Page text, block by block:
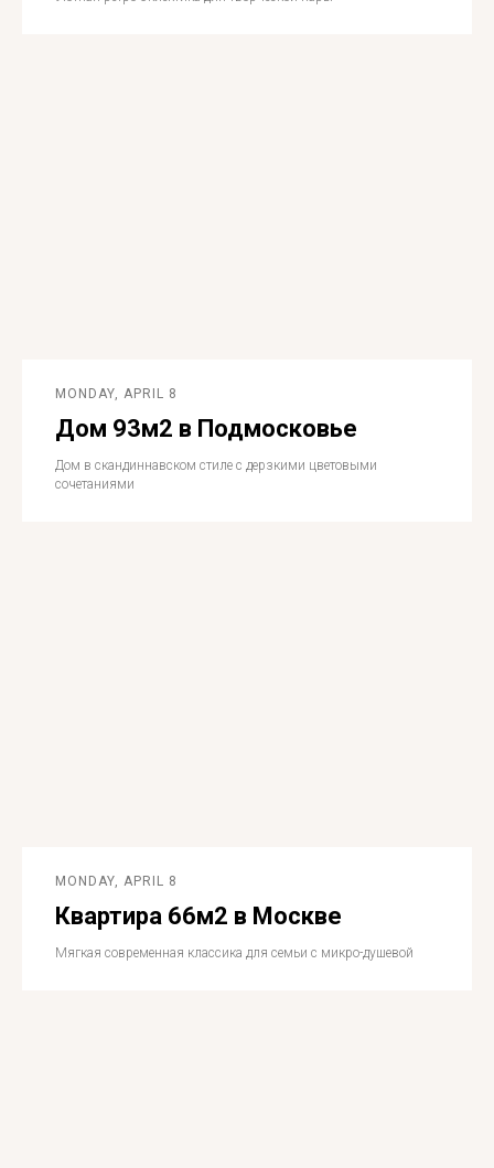
MONDAY, APRIL 8
Дом 93м2 в Подмосковье
Дом в скандиннавском стиле с дерзкими цветовыми
сочетаниями
MONDAY, APRIL 8
Квартира 66м2 в Москве
Мягкая современная классика для семьи с микро-душевой